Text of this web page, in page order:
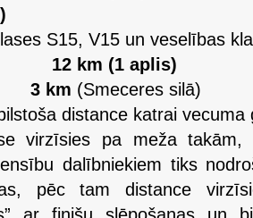
S15, V15 un veselības
(1 aplis)
3 km (Smeceres silā)
distance katrai vecuma
virzīsies pa meža
dalībniekiem tiks
pēc tam distance